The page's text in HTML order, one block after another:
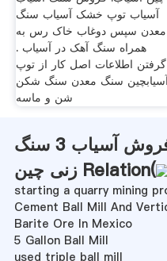
آسیاب توپ خشک آسیاب سنگ
معدن سپس دوغاب خاک رس به
همراه سنگ آهک در آسیاب .
گرفتن اطلاعات اصل کار از توپ
سنگ معدن سنگ شکن
شن و ماسه
آسیاب زائر سرد برای فروش آسیاب 3 سنگ
زنی چین Relation(
starting a quarry mining
Cement Ball Mill And
Barite Ore In Mexico
5 Gallon Ball Mill
used triple ball mill